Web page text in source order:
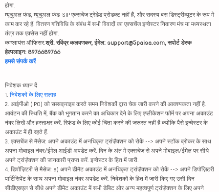
होगा.
म्यूचुअल फंड, म्यूचुअल फंड-SIP एक्सचेंज ट्रेडेड प्रोडक्ट नहीं हैं, और सदस्य बस डिस्ट्रीब्यूटर के रूप में
काम कर रहे हैं. वितरण गतिविधि के संबंध में सभी विवादों का एक्सचेंज इन्वेस्टर निवारण मंच या मध्यस्थता
तंत्र तक एक्सेस नहीं होगा.
कम्प्लायंस ऑफिसर:श्री. रविंद्र कलवणकर, ईमेल: support@5paisa.com, सपोर्ट डेस्क
हेल्पलाइन: 8976689766
हमसे संपर्क करें
निवेशक ध्यान दें
1. निवेशकों के लिए सलाह
2. आईपीओ (IPO) को सब्सक्राइब करते समय निवेशकों द्वारा चेक जारी करने की आवश्यकता नहीं है.
आवंटन की स्थिति में, बैंक को भुगतान करने का अधिकार देने के लिए एप्लीकेशन फॉर्म पर अपना अकाउंट
नंबर लिखें और हस्ताक्षर करें. रिफंड के लिए कोई चिंता करने की जरूरत नहीं है क्योंकि पैसे इन्वेस्टर के
अकाउंट में ही रहते हैं.
3. एक्सचेंज से मैसेज: अपने अकाउंट में अनधिकृत ट्रांज़ैक्शन को रोकें --> अपने स्टॉक ब्रोकर के साथ
अपना मोबाइल नंबर/ईमेल आईडी अपडेट करें. दिन के अंत में एक्सचेंज से अपने मोबाइल/ईमेल पर सीधे
अपने ट्रांज़ैक्शन की जानकारी प्राप्त करें. इन्वेस्टर के हित में जारी.
4. डिपॉज़िटरी से मैसेज: a) अपने डीमैट अकाउंट में अनधिकृत ट्रांज़ैक्शन को रोकें --> अपने डिपॉज़िटरी
पार्टिसिपेंट के साथ अपना मोबाइल नंबर अपडेट करें. निवेशकों के हित में जारी किए गए उसी दिन
सीडीएसएल से सीधे अपने डीमैट अकाउंट में सभी डेबिट और अन्य महत्वपूर्ण ट्रांज़ैक्शन के लिए अपने